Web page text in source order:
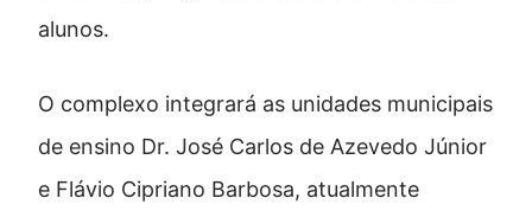
alunos.
O complexo integrará as unidades municipais
de ensino Dr. José Carlos de Azevedo Júnior
e Flávio Cipriano Barbosa, atualmente